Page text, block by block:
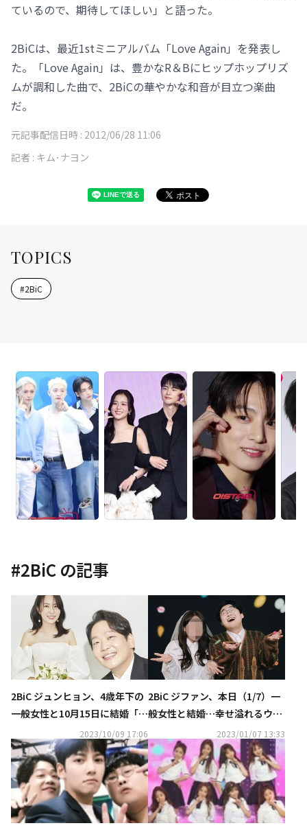
ているので、期待してほしい」と語った。
2BiCは、最近1stミニアルバム「Love Again」を発表し
た。「Love Again」は、豊かなR＆Bにヒップホップリズ
ムが調和した曲で、2BiCの華やかな和音が目立つ楽曲
だ。
元記事配信日時 : 2012/06/28 11:06
記者 : キム･ナヨン
TOPICS
#2BiC
#2BiC の記事
2BiC ジュンヒョン、4歳年下の
一般女性と10月15日に結婚「大
切な人に出会った」2023/10/09 17:06
2BiC ジファン、本日（1/7）一
般女性と結婚…幸せ溢れるウエ
ディング写真を公開2023/01/07 13:33